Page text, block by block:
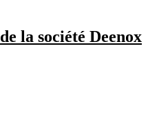
la société Deenox